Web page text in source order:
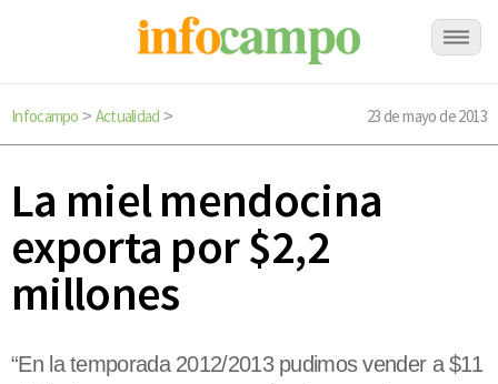
Infocampo > Actualidad > 23 de mayo de 2013
La miel mendocina
exporta por $2,2
millones
“En la temporada 2012/2013 pudimos vender a $11